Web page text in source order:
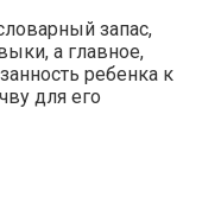
запас,
а главное,
ребенка к
для его